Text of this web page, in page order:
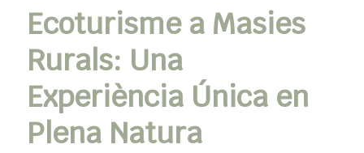
Ecoturisme a Masies
Rurals: Una
Experiència Única en
Plena Natura